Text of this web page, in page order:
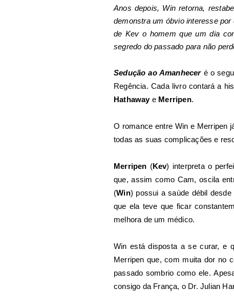
Anos depois, Win retorna,
demonstra um óbvio interesse
de Kev o homem que um dia
segredo do passado para não
Sedução ao Amanheceré o
Regência. Cada livro contará a
Hathawaye Merripen.
O romance entre Win e Merripen
todas as suas complicações e
Merripen (Kev) interpreta o
que, assim como Cam, oscila
(Win) possui a saúde débil
que ela teve que ficar
melhora de um médico.
Win está disposta a se curar, e
Merripen que, com muita dor no
passado sombrio como ele.
consigo da França, o Dr. Julian